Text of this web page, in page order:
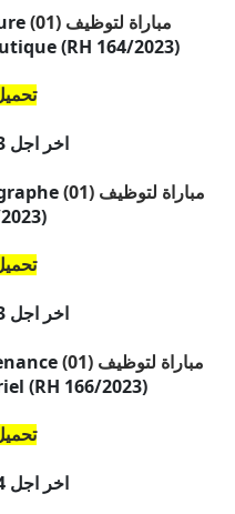
مباراة لتوظيف (01)
(RH 164/2023)
اخر اجل 3
مباراة لتوظيف (01)
اخر اجل 3
مباراة لتوظيف (01)
(RH 166/2023)
اخر اجل 4